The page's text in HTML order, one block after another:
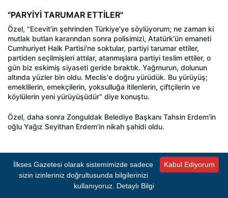
"PARYİYİ TARUMAR ETTİLER"
Özel, "Ecevit'in şehrinden Türkiye'ye söylüyorum; ne zaman ki
mutlak butlan kararından sonra polisimizi, Atatürk'ün emaneti
Cumhuriyet Halk Partisi'ne soktular, partiyi tarumar ettiler,
partiden seçilmişleri attılar, atanmışlara partiyi teslim ettiler, o
gün biz eskimiş siyaseti geride bıraktık. Yağmurun, dolunun
altında yüzler bin oldu. Meclis'e doğru yürüdük. Bu yürüyüş;
emeklilerin, emekçilerin, yoksulluğa itilenlerin, çiftçilerin ve
köylülerin yeni yürüyüşüdür" diye konuştu.
Özel, daha sonra Zonguldak Belediye Başkanı Tahsin Erdem'in
oğlu Yağız Seyithan Erdem'in nikah şahidi oldu.
#ÖZGÜR ÖZEL
Kabul Ediyorum
İlkses Gazetesi olarak sistemimizde sadece
sizin izinleriniz doğrultusunda bilgilerinizi
kullanıyoruz. Detaylı Bilgi